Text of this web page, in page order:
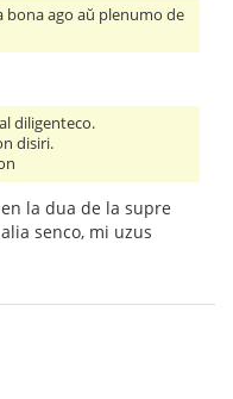
bona ago aŭ plenumo de
diligenteco.
disiri.
la dua de la supre
senco, mi uzus